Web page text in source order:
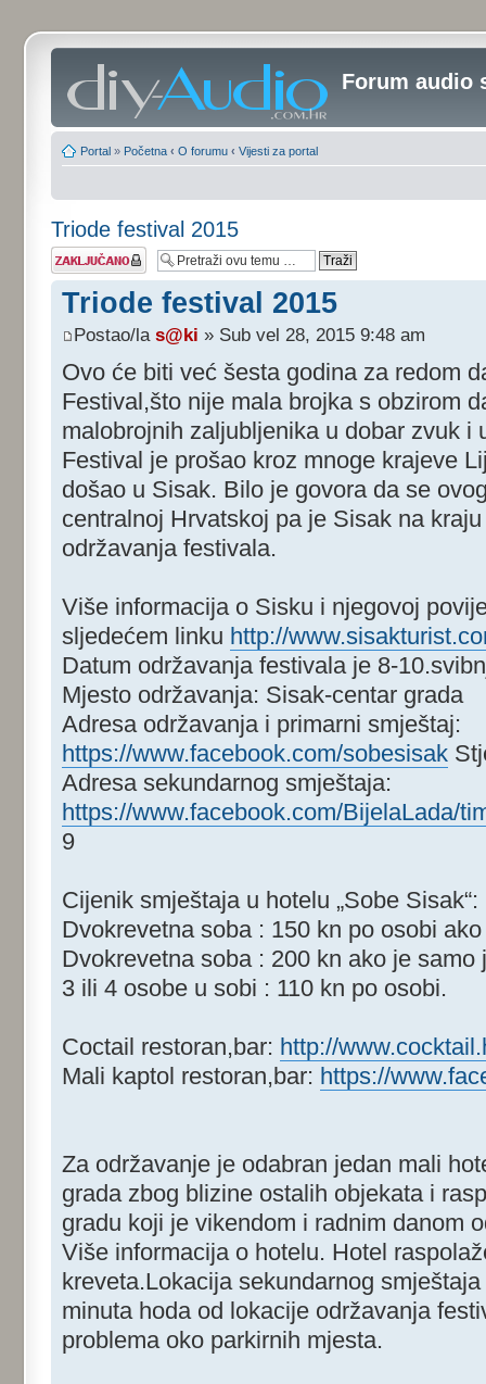
Forum audio
Portal » Početna ‹ O forumu ‹ Vijesti za portal
Triode festival 2015
Tema je
zaključana
Triode festival 2015
Postao/la s@ki » Sub vel 28, 2015 9:48 am
Ovo će biti već šesta godina za redom
Festival,što nije mala brojka s obzirom
malobrojnih zaljubljenika u dobar zvuk i
Festival je prošao kroz mnoge krajeve
došao u Sisak. Bilo je govora da se
centralnoj Hrvatskoj pa je Sisak na
održavanja festivala.
Više informacija o Sisku i njegovoj
sljedećem linku http://
Datum održavanja festivala je 8-
Mjesto održavanja: Sisak-centar grada
Adresa održavanja i primarni smještaj:
https://www.facebook.com/sobesisak
Adresa sekundarnog smještaja:
https://www.facebook.com/BijelaLada/
9
Cijenik smještaja u hotelu „Sobe Sisak“:
Dvokrevetna soba : 150 kn po osobi
Dvokrevetna soba : 200 kn ako je samo
3 ili 4 osobe u sobi : 110 kn po osobi.
Coctail restoran,bar: http://
Mali kaptol restoran,bar: https://
Za održavanje je odabran jedan mali
grada zbog blizine ostalih objekata i
gradu koji je vikendom i radnim danom
Više informacija o hotelu. Hotel
kreveta.Lokacija sekundarnog
minuta hoda od lokacije održavanja
problema oko parkirnih mjesta.